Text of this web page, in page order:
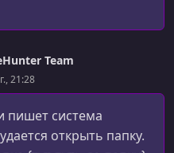
Team
21:28
пишет система
открыть папку.